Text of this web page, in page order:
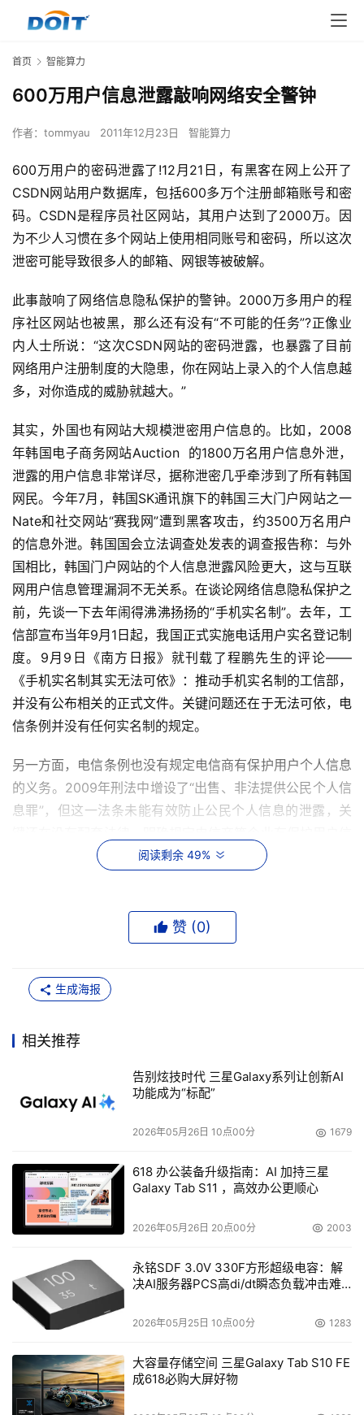
首页 智能算力
600万用户信息泄露敲响网络安全警钟
作者： tommyau 2011年12月23日 智能算力
600万用户的密码泄露了!12月21日，有黑客在网上公开了
CSDN网站用户数据库，包括600多万个注册邮箱账号和密
码。CSDN是程序员社区网站，其用户达到了2000万。因
为不少人习惯在多个网站上使用相同账号和密码，所以这次
泄密可能导致很多人的邮箱、网银等被破解。
此事敲响了网络信息隐私保护的警钟。2000万多用户的程
序社区网站也被黑，那么还有没有“不可能的任务”?正像业
内人士所说：“这次CSDN网站的密码泄露，也暴露了目前
网络用户注册制度的大隐患，你在网站上录入的个人信息越
多，对你造成的威胁就越大。”
其实，外国也有网站大规模泄密用户信息的。比如，2008
年韩国电子商务网站Auction  的1800万名用户信息外泄，
泄露的用户信息非常详尽，据称泄密几乎牵涉到了所有韩国
网民。今年7月，韩国SK通讯旗下的韩国三大门户网站之一
Nate和社交网站“赛我网”遭到黑客攻击，约3500万名用户
的信息外泄。韩国国会立法调查处发表的调查报告称：与外
国相比，韩国门户网站的个人信息泄露风险更大，这与互联
网用户信息管理漏洞不无关系。在谈论网络信息隐私保护之
前，先谈一下去年闹得沸沸扬扬的“手机实名制”。去年，工
信部宣布当年9月1日起，我国正式实施电话用户实名登记制
度。9月9日《南方日报》就刊载了程鹏先生的评论——
《手机实名制其实无法可依》：推动手机实名制的工信部，
并没有公布相关的正式文件。关键问题还在于无法可依，电
信条例并没有任何实名制的规定。
另一方面，电信条例也没有规定电信商有保护用户个人信息
的义务。2009年刑法中增设了“出售、非法提供公民个人信
息罪”，但这一法条未能有效防止公民个人信息的泄露，关
息的义务。因此，在个人信息保护法出台之前，手机实名制
当前世界各国的各类网站在用户信息注册方面，也存在类似
问题，用户单方面向网站提交一些个人身份信息，就承担了
大的责任?网站会不会在没有法律依据的情况下，将个人信
都是法律风险所在。
这次CSDN的大规模泄密，网站只需要发封道歉书，而用户
的关联网上银行、支付宝如果被黑，还得“举证”是因为
CSDN泄密引起的，否则难以获得赔偿。目前的司法实践
中，如果用户仅以密码被泄露、侵害隐私权索赔的话，几乎
一分钱都得不到。
这里还要谈一下饱受批评的美国《爱国者法案》，该法第
210条和第211条规定：执法部门可以在“未经司法审查”的情
四条修正案规定：公民的人身、住宅、文件和财产不得受无
理搜查和扣押。所以，美国警方在搜查取证前，必须取得法
官的令状;否则，取得的证据将是无效的。但这种严格程序
“特别授权”。但即使这个法案，不要求用户向运营商提供真
实个人信息，却也引发了包括中国在内各国用户的恐慌。对
此，今年8月19日人民网还专门做了《爱国者案危及中国信
阅读剩余 49%
赞 (0)
生成海报
相关推荐
告别炫技时代 三星Galaxy系列让创新AI
功能成为“标配”
2026年05月26日 10点00分 1679
618 办公装备升级指南：AI 加持三星
Galaxy Tab S11 ，高效办公更顺心
2026年05月26日 20点00分 2003
永铭SDF 3.0V 330F方形超级电容：解
决AI服务器PCS高di/dt瞬态负载冲击难
2026年05月25日 10点00分 1283
大容量存储空间 三星Galaxy Tab S10 FE
成618必购大屏好物